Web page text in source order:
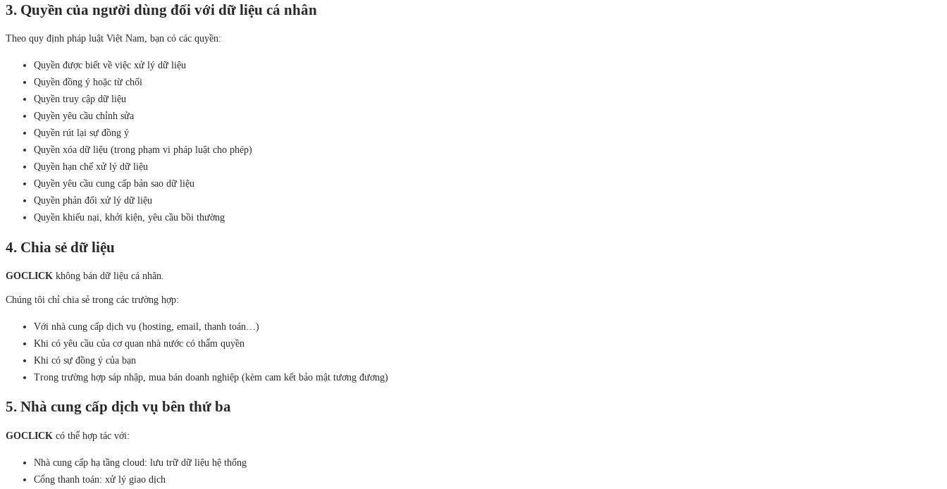
3. Quyền của người dùng đối với dữ liệu cá nhân
Theo quy định pháp luật Việt Nam, bạn có các quyền:
Quyền được biết về việc xử lý dữ liệu
Quyền đồng ý hoặc từ chối
Quyền truy cập dữ liệu
Quyền yêu cầu chỉnh sửa
Quyền rút lại sự đồng ý
Quyền xóa dữ liệu (trong phạm vi pháp luật cho phép)
Quyền hạn chế xử lý dữ liệu
Quyền yêu cầu cung cấp bản sao dữ liệu
Quyền phản đối xử lý dữ liệu
Quyền khiếu nại, khởi kiện, yêu cầu bồi thường
4. Chia sẻ dữ liệu
GOCLICK không bán dữ liệu cá nhân.
Chúng tôi chỉ chia sẻ trong các trường hợp:
Với nhà cung cấp dịch vụ (hosting, email, thanh toán…)
Khi có yêu cầu của cơ quan nhà nước có thẩm quyền
Khi có sự đồng ý của bạn
Trong trường hợp sáp nhập, mua bán doanh nghiệp (kèm cam kết bảo mật tương đương)
5. Nhà cung cấp dịch vụ bên thứ ba
GOCLICK có thể hợp tác với:
Nhà cung cấp hạ tầng cloud: lưu trữ dữ liệu hệ thống
Cổng thanh toán: xử lý giao dịch